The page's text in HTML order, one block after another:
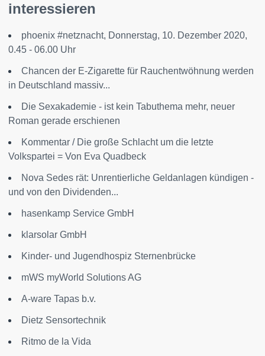
interessieren
phoenix #netznacht, Donnerstag, 10. Dezember 2020,
0.45 - 06.00 Uhr
Chancen der E-Zigarette für Rauchentwöhnung werden
in Deutschland massiv...
Die Sexakademie - ist kein Tabuthema mehr, neuer
Roman gerade erschienen
Kommentar / Die große Schlacht um die letzte
Volkspartei = Von Eva Quadbeck
Nova Sedes rät: Unrentierliche Geldanlagen kündigen -
und von den Dividenden...
hasenkamp Service GmbH
klarsolar GmbH
Kinder- und Jugendhospiz Sternenbrücke
mWS myWorld Solutions AG
A-ware Tapas b.v.
Dietz Sensortechnik
Ritmo de la Vida